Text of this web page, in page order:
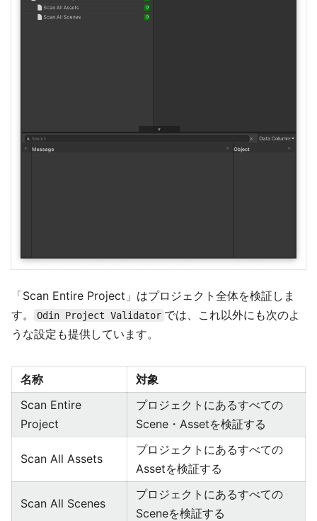
「Scan Entire Project」はプロジェクト全体を検証しま
す。
Odin Project Validator では、これ以外にも次のよ
うな設定も提供しています。
名称
対象
Scan Entire
Project
プロジェクトにあるすべての
Scene・Assetを検証する
Scan All Assets
プロジェクトにあるすべての
Assetを検証する
Scan All Scenes
プロジェクトにあるすべての
Sceneを検証する